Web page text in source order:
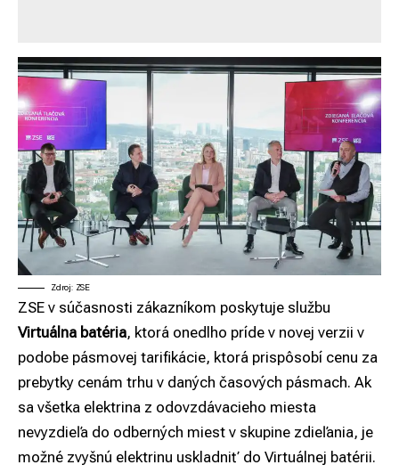
Zdroj: ZSE
ZSE v súčasnosti zákazníkom poskytuje službu
Virtuálna batéria, ktorá onedlho príde v novej verzii v
podobe pásmovej tarifikácie, ktorá prispôsobí cenu za
prebytky cenám trhu v daných časových pásmach. Ak
sa všetka elektrina z odovzdávacieho miesta
nevyzdieľa do odberných miest v skupine zdieľania, je
možné zvyšnú elektrinu uskladniť do Virtuálnej batérii.